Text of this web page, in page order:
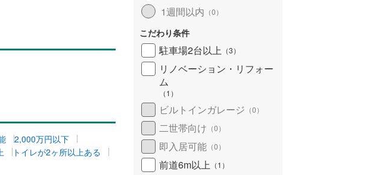
2,000万円以下
トイレが2ヶ所以上ある
1週間以内 （0）
こだわり条件
駐車場2台以上 （3）
リノベーション・リフォー
ム
（1 ）
ビルトインガレージ （0）
二世帯向け （0）
即入居可能 （0）
前道6m以上 （1 ）